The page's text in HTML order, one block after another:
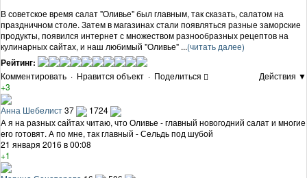
В советское время салат "Оливье" был главным, так сказать, салатом на
праздничном столе. Затем в магазинах стали появляться разные заморские
продукты, появился интернет с множеством разнообразных рецептов на
кулинарных сайтах, и наш любимый "Оливье" ...(читать далее)
Рейтинг:
Комментировать · Нравится объект · Поделиться
Действия ▼
+3
Анна Шебелист37
1724
А я на разных сайтах читаю, что Оливье - главный новогодний салат и многие
его готовят. А по мне, так главный - Сельдь под шубой
21 января 2016 в 00:08
+1